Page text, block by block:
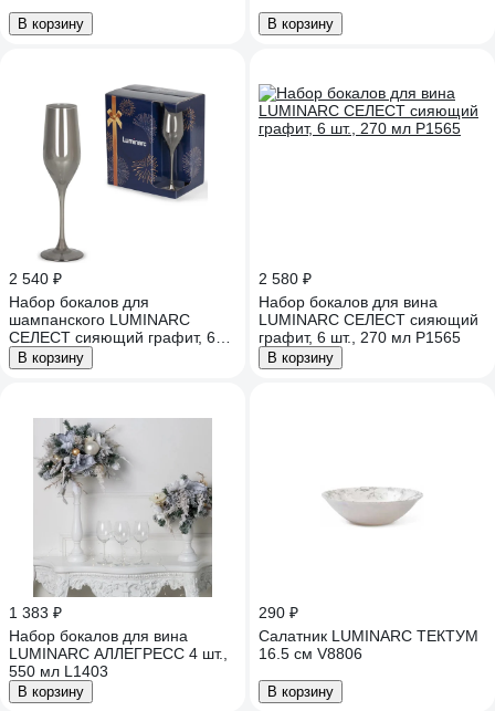
В корзину В корзину
2 540 ₽
Набор бокалов для
шампанского LUMINARC
СЕЛЕСТ сияющий графит, 6
шт, 160 мл P1564
В корзину
2 580 ₽
Набор бокалов для вина
LUMINARC СЕЛЕСТ сияющий
графит, 6 шт., 270 мл P1565
В корзину
1 383 ₽
Набор бокалов для вина
LUMINARC АЛЛЕГРЕСС 4 шт.,
550 мл L1403
В корзину
290 ₽
Салатник LUMINARC ТЕКТУМ
16.5 см V8806
В корзину